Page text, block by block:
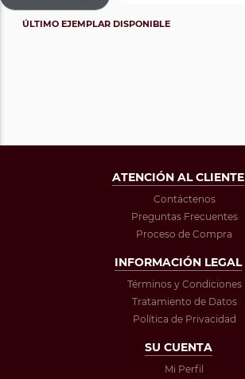
ÚLTIMO EJEMPLAR DISPONIBLE
ATENCIÓN AL CLIENTE
Contáctenos
Preguntas Frecuentes
Proceso de Compra
INFORMACIÓN LEGAL
Términos y Condiciones
Tratamiento de Datos
Política de Privacidad
SU CUENTA
Mi Perfil